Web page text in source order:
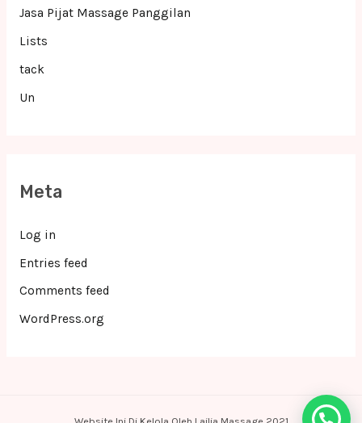
Jasa Pijat Massage Panggilan
Lists
tack
Un
Meta
Log in
Entries feed
Comments feed
WordPress.org